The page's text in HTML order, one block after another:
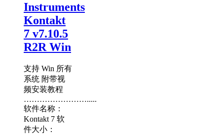
Instruments
Kontakt
7 v7.10.5
R2R Win
支持 Win 所有
系统 附带视
频安装教程
…………………….....
软件名称：
Kontakt 7 软
件大小：